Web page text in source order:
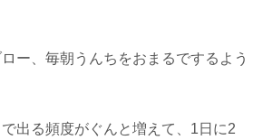
ー、毎朝うんちをおまるでするよう
出る頻度がぐんと増えて、1日に2